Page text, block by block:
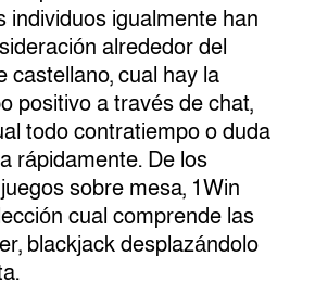
individuos igualmente han
alrededor del
castellano, cual hay la
positivo a través de chat,
todo contratiempo o duda
rápidamente. De los
sobre mesa, 1Win
cual comprende las
blackjack desplazándolo